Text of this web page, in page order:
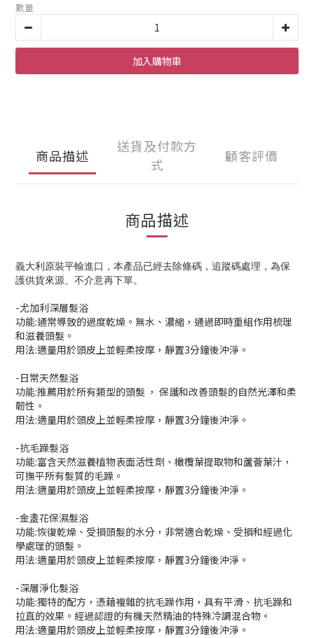
數量
加入購物車
商品描述
送貨及付款方
式
顧客評價
商品描述
義大利原裝平輸進口， 本產品已經去除條碼，追蹤碼處理，為保
護供貨來源、不介意再下單。
-尤加利深層髮浴
功能:通常導致的過度乾燥。無水、濃縮，通過即時重組作用梳理
和滋養頭髮。
用法:適量用於頭皮上並輕柔按摩，靜置3分鐘後沖淨。
-日常天然髮浴
功能:推薦用於所有類型的頭髮 ， 保護和改善頭髮的自然光澤和柔
韌性。
用法:適量用於頭皮上並輕柔按摩，靜置3分鐘後沖淨。
-抗毛躁髮浴
功能:富含天然滋養植物表面活性劑、橄欖葉提取物和蘆薈葉汁，
可撫平所有髮質的毛躁。
用法:適量用於頭皮上並輕柔按摩，靜置3分鐘後沖淨。
-金盞花保濕髮浴
功能:恢復乾燥、受損頭髮的水分，非常適合乾燥、受損和經過化
學處理的頭髮。
用法:適量用於頭皮上並輕柔按摩，靜置3分鐘後沖淨。
-深層淨化髮浴
功能:獨特的配方，憑藉複雜的抗毛躁作用，具有平滑、抗毛躁和
拉直的效果。經過認證的有機天然精油的特殊冷調混合物。
用法:適量用於頭皮上並輕柔按摩，靜置3分鐘後沖淨。